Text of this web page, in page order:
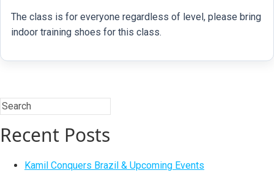
The class is for everyone regardless of level, please bring
indoor training shoes for this class.
Recent Posts
Kamil Conquers Brazil & Upcoming Events